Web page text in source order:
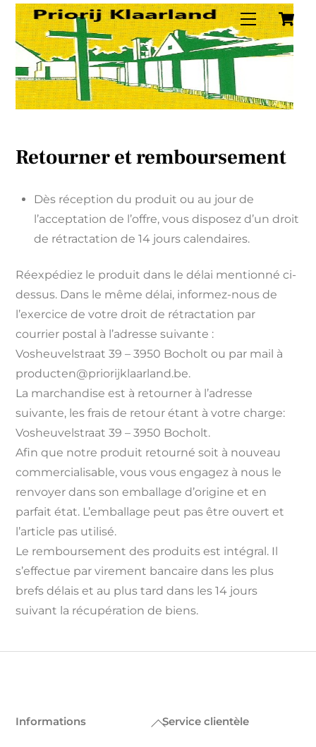
Skip
content
Menu
Retourner et remboursement
Dès réception du produit ou au jour de
l’acceptation de l’offre, vous disposez d’un droit
de rétractation de 14 jours calendaires.
Réexpédiez le produit dans le délai mentionné ci-
dessus. Dans le même délai, informez-nous de
l’exercice de votre droit de rétractation par
courrier postal à l’adresse suivante :
Vosheuvelstraat 39 – 3950 Bocholt ou par mail à
producten@priorijklaarland.be.
La marchandise est à retourner à l’adresse
suivante, les frais de retour étant à votre charge:
Vosheuvelstraat 39 – 3950 Bocholt.
Afin que notre produit retourné soit à nouveau
commercialisable, vous vous engagez à nous le
renvoyer dans son emballage d’origine et en
parfait état. L’emballage peut pas être ouvert et
l’article pas utilisé.
Le remboursement des produits est intégral. Il
s’effectue par virement bancaire dans les plus
brefs délais et au plus tard dans les 14 jours
suivant la récupération de biens.
Back
Informations Service clientèle